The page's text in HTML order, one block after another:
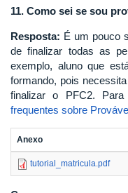
11. Como sei se sou
Resposta: É um pouco
de finalizar todas as
exemplo, aluno que
formando, pois
finalizar o PFC2.
frequentes sobre
Anexo
tutorial_matricula.pdf